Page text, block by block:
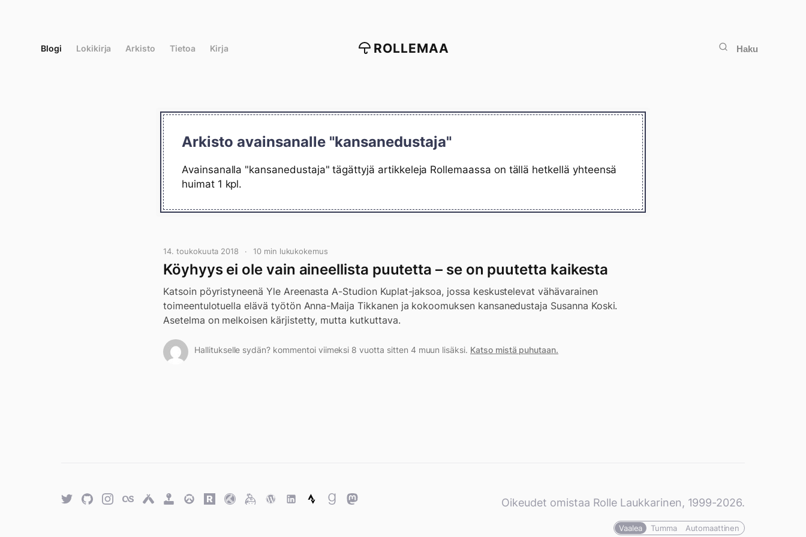
Blogi Lokikirja Arkisto Tietoa Kirja ROLLEMAA Haku
Arkisto avainsanalle "kansanedustaja"
Avainsanalla "kansanedustaja" tägättyjä artikkeleja Rollemaassa on tällä hetkellä yhteensä
huimat 1 kpl.
14. toukokuuta 2018 10 min lukukokemus
Köyhyys ei ole vain aineellista puutetta – se on puutetta kaikesta
Katsoin pöyristyneenä Yle Areenasta A-Studion Kuplat-jaksoa, jossa keskustelevat vähävarainen
toimeentulotuella elävä työtön Anna-Maija Tikkanen ja kokoomuksen kansanedustaja Susanna Koski.
Asetelma on melkoisen kärjistetty, mutta kutkuttava.
Hallitukselle sydän? kommentoi viimeksi 8 vuotta sitten 4 muun lisäksi. Katso mistä puhutaan.
TwitterGitHubTwitterLast.fmUntappd
RetroOverwatch
Rawg.ioTraktKeybaseWordPress
WordPress
StravaGoodreads
Mastodon Oikeudet omistaa Rolle Laukkarinen, 1999-2026.
Vaalea Tumma Automaattinen